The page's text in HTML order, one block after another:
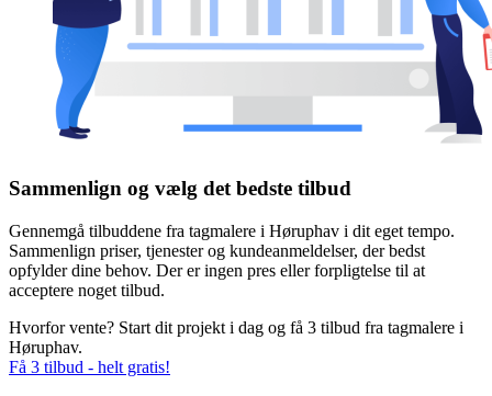
Sammenlign og vælg det bedste tilbud
Gennemgå tilbuddene fra tagmalere i Høruphav i dit eget tempo.
Sammenlign priser, tjenester og kundeanmeldelser, der bedst
opfylder dine behov. Der er ingen pres eller forpligtelse til at
acceptere noget tilbud.
Hvorfor vente? Start dit projekt i dag og få 3 tilbud fra tagmalere i
Høruphav.
Få 3 tilbud - helt gratis!